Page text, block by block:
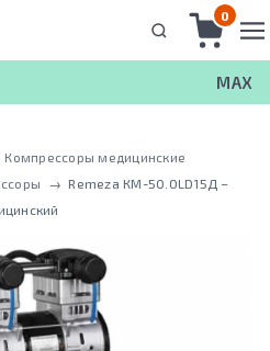
0
MAX
Компрессоры медицинские
→ Remeza КМ-50.OLD15Д –